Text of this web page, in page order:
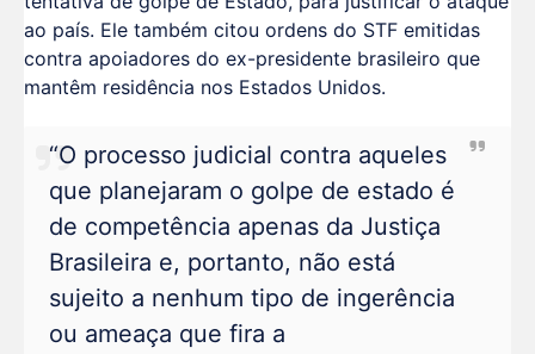
ao país. Ele também citou ordens do STF emitidas
contra apoiadores do ex-presidente brasileiro que
mantêm residência nos Estados Unidos.
“O processo judicial contra aqueles
que planejaram o golpe de estado é
de competência apenas da Justiça
Brasileira e, portanto, não está
sujeito a nenhum tipo de ingerência
ou ameaça que fira a